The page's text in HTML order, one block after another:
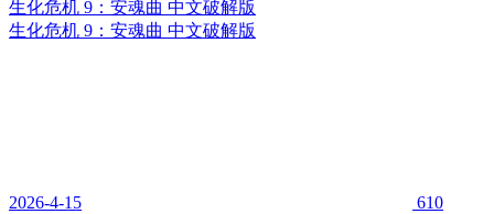
生化危机 9：安魂曲 中文破解版
生化危机 9：安魂曲 中文破解版
2026-4-15 610